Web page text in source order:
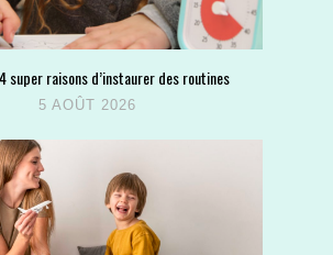
super raisons d’instaurer des routines
5 AOÛT 2026